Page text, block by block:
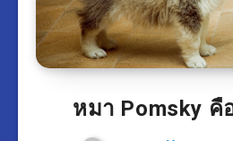
หมา Pomsky คื